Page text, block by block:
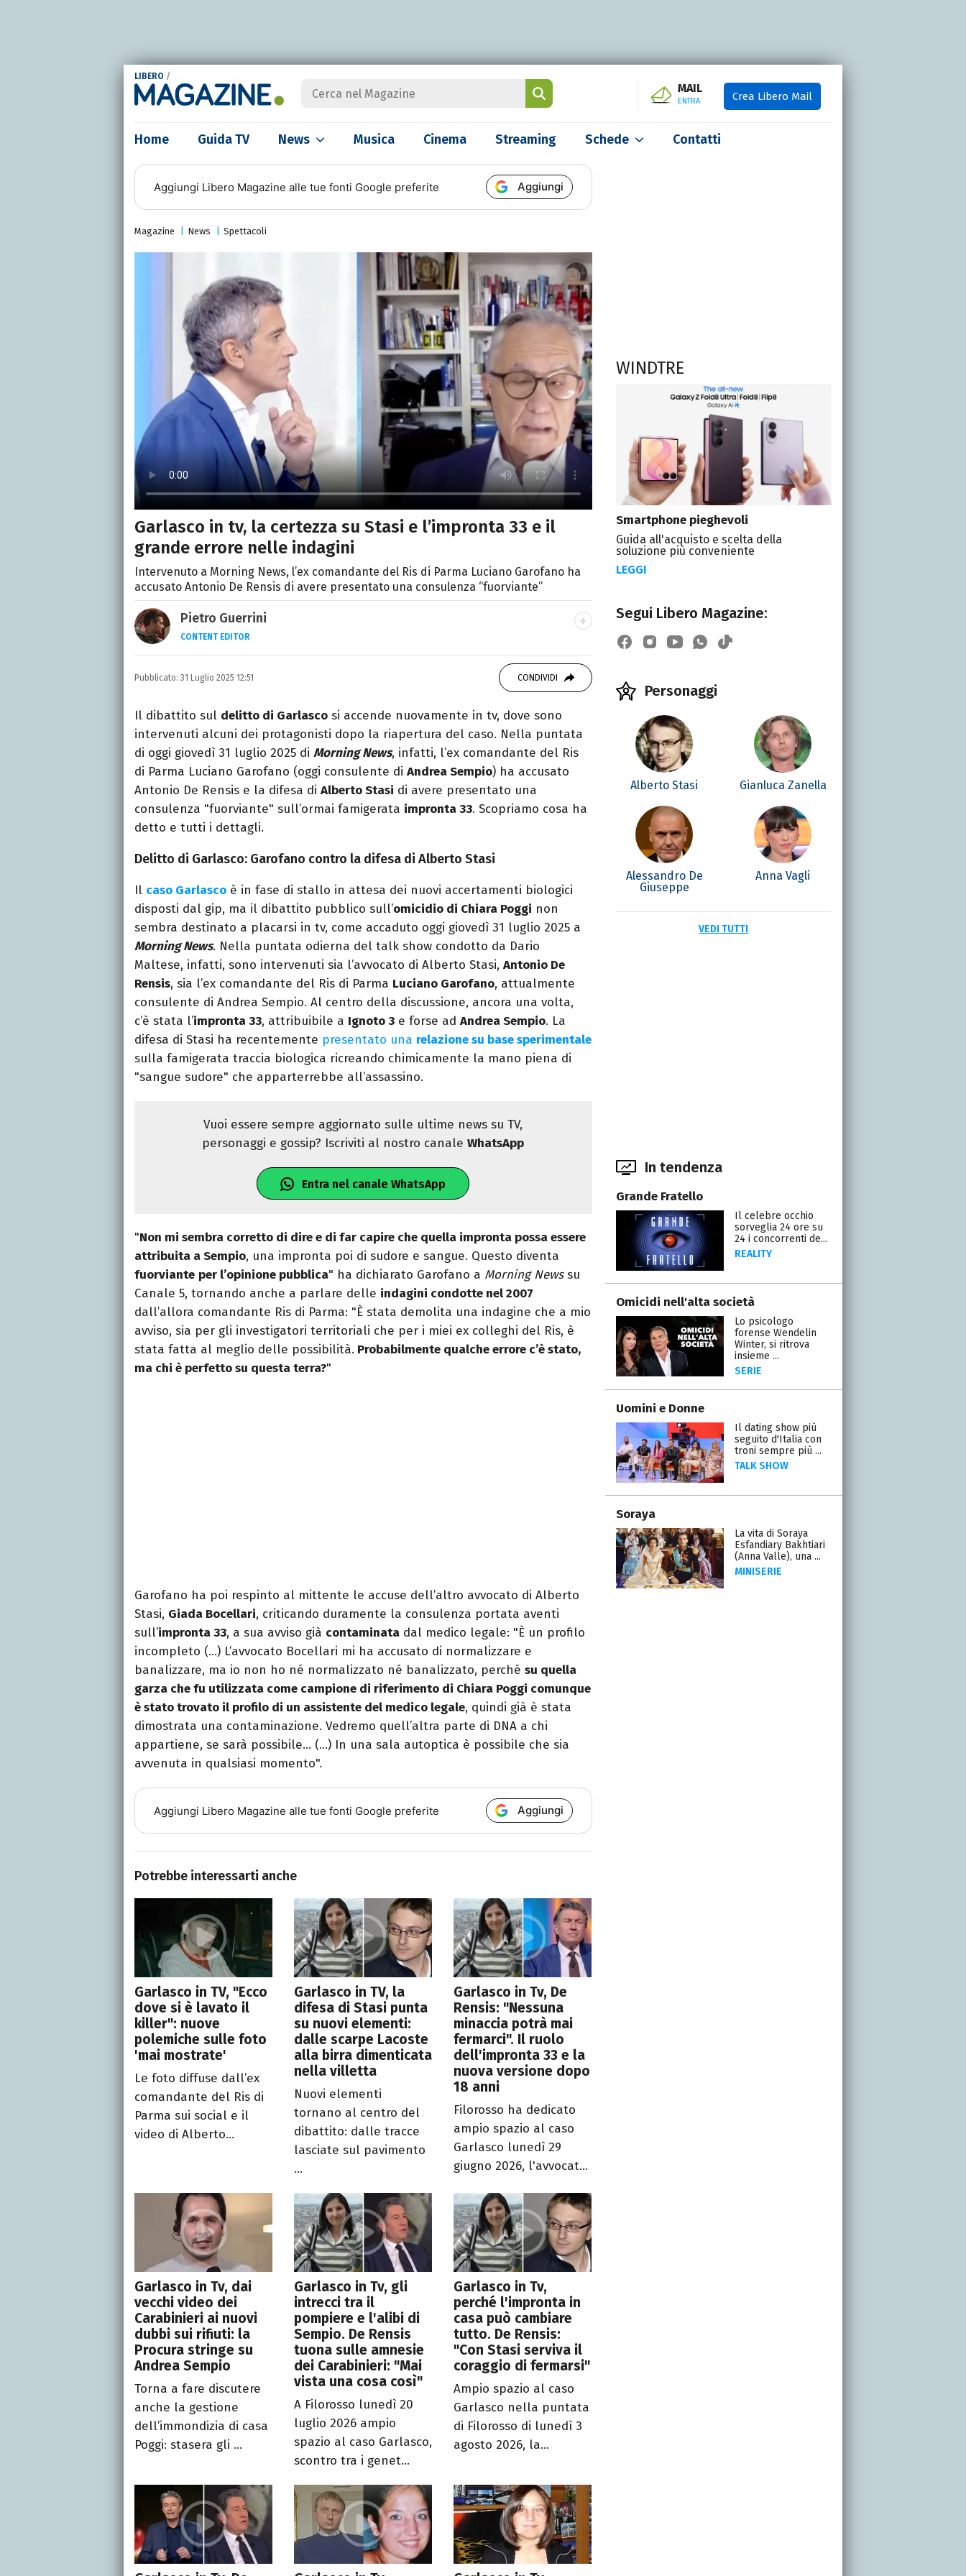
LIBERO /
MAIL
ENTRA Crea Libero Mail
Home Guida TV News Musica Cinema Streaming Schede Contatti
Aggiungi Libero Magazine alle tue fonti Google preferite Aggiungi
Magazine News Spettacoli
Garlasco in tv, la certezza su Stasi e l’impronta 33 e il
grande errore nelle indagini
Intervenuto a Morning News, l’ex comandante del Ris di Parma Luciano Garofano ha
accusato Antonio De Rensis di avere presentato una consulenza “fuorviante”
Pietro Guerrini
CONTENT EDITOR
Laurea in Lettere, smania di viaggi e passione per i cartoni (della pizza
e della Pixar).
Pubblicato: 31 Luglio 2025 12:51 CONDIVIDI
Il dibattito sul delitto di Garlasco si accende nuovamente in tv, dove sono
intervenuti alcuni dei protagonisti dopo la riapertura del caso. Nella puntata
di oggi giovedì 31 luglio 2025 di Morning News, infatti, l’ex comandante del Ris
di Parma Luciano Garofano (oggi consulente di Andrea Sempio) ha accusato
Antonio De Rensis e la difesa di Alberto Stasi di avere presentato una
consulenza "fuorviante" sull’ormai famigerata impronta 33. Scopriamo cosa ha
detto e tutti i dettagli.
Delitto di Garlasco: Garofano contro la difesa di Alberto Stasi
Il caso Garlasco è in fase di stallo in attesa dei nuovi accertamenti biologici
disposti dal gip, ma il dibattito pubblico sull’omicidio di Chiara Poggi non
sembra destinato a placarsi in tv, come accaduto oggi giovedì 31 luglio 2025 a
Morning News. Nella puntata odierna del talk show condotto da Dario
Maltese, infatti, sono intervenuti sia l’avvocato di Alberto Stasi, Antonio De
Rensis, sia l’ex comandante del Ris di Parma Luciano Garofano, attualmente
consulente di Andrea Sempio. Al centro della discussione, ancora una volta,
c’è stata l’impronta 33, attribuibile a Ignoto 3 e forse ad Andrea Sempio. La
difesa di Stasi ha recentemente presentato una relazione su base sperimentale
sulla famigerata traccia biologica ricreando chimicamente la mano piena di
"sangue sudore" che apparterrebbe all’assassino.
Vuoi essere sempre aggiornato sulle ultime news su TV,
personaggi e gossip? Iscriviti al nostro canaleWhatsApp
Entra nel canale WhatsApp
"Non mi sembra corretto di dire e di far capire che quella impronta possa essere
attribuita a Sempio, una impronta poi di sudore e sangue. Questo diventa
fuorviante per l’opinione pubblica" ha dichiarato Garofano a Morning Newssu
Canale 5, tornando anche a parlare delle indagini condotte nel 2007
dall’allora comandante Ris di Parma: "È stata demolita una indagine che a mio
avviso, sia per gli investigatori territoriali che per i miei ex colleghi del Ris, è
stata fatta al meglio delle possibilità. Probabilmente qualche errore c’è stato,
ma chi è perfetto su questa terra?"
Garofano ha poi respinto al mittente le accuse dell’altro avvocato di Alberto
Stasi, Giada Bocellari, criticando duramente la consulenza portata aventi
sull’impronta 33, a sua avviso già contaminata dal medico legale: "È un profilo
incompleto (…) L’avvocato Bocellari mi ha accusato di normalizzare e
banalizzare, ma io non ho né normalizzato né banalizzato, perché su quella
garza che fu utilizzata come campione di riferimento di Chiara Poggi comunque
è stato trovato il profilo di un assistente del medico legale, quindi già è stata
dimostrata una contaminazione. Vedremo quell’altra parte di DNA a chi
appartiene, se sarà possibile… (…) In una sala autoptica è possibile che sia
avvenuta in qualsiasi momento".
Aggiungi Libero Magazine alle tue fonti Google preferite Aggiungi
Potrebbe interessarti anche
Garlasco in TV, "Ecco
dove si è lavato il
killer": nuove
polemiche sulle foto
'mai mostrate'
Le foto diffuse dall’ex
comandante del Ris di
Parma sui social e il
video di Alberto...
Garlasco in TV, la
difesa di Stasi punta
su nuovi elementi:
dalle scarpe Lacoste
alla birra dimenticata
nella villetta
Nuovi elementi
tornano al centro del
dibattito: dalle tracce
lasciate sul pavimento
...
Garlasco in Tv, De
Rensis: "Nessuna
minaccia potrà mai
fermarci". Il ruolo
dell'impronta 33 e la
nuova versione dopo
18 anni
Filorosso ha dedicato
ampio spazio al caso
Garlasco lunedì 29
giugno 2026, l'avvocat...
Garlasco in Tv, dai
vecchi video dei
Carabinieri ai nuovi
dubbi sui rifiuti: la
Procura stringe su
Andrea Sempio
Torna a fare discutere
anche la gestione
dell’immondizia di casa
Poggi: stasera gli ...
Garlasco in Tv, gli
intrecci tra il
pompiere e l'alibi di
Sempio. De Rensis
tuona sulle amnesie
dei Carabinieri: "Mai
vista una cosa così"
A Filorosso lunedì 20
luglio 2026 ampio
spazio al caso Garlasco,
scontro tra i genet...
Garlasco in Tv,
perché l'impronta in
casa può cambiare
tutto. De Rensis:
"Con Stasi serviva il
coraggio di fermarsi"
Ampio spazio al caso
Garlasco nella puntata
di Filorosso di lunedì 3
agosto 2026, la...
WINDTRE
Smartphone pieghevoli
Guida all'acquisto e scelta della
soluzione più conveniente
LEGGI
Segui Libero Magazine:
Personaggi
Alberto Stasi Gianluca Zanella
Alessandro De
Giuseppe
Anna Vagli
VEDI TUTTI
In tendenza
Grande Fratello
Il celebre occhio
sorveglia 24 ore su
24 i concorrenti de...
REALITY
Omicidi nell'alta società
Lo psicologo
forense Wendelin
Winter, si ritrova
insieme ...
SERIE
Uomini e Donne
Il dating show più
seguito d'Italia con
troni sempre più ...
TALK SHOW
Soraya
La vita di Soraya
Esfandiary Bakhtiari
(Anna Valle), una ...
MINISERIE